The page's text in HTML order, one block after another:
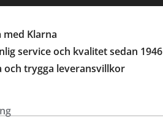
med Klarna
service och kvalitet sedan 1946
och trygga leveransvillkor